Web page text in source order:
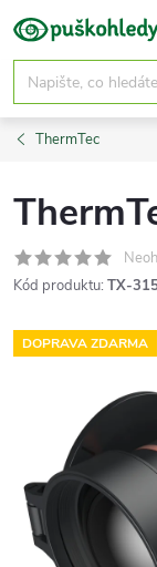
Přejít
na
obsah
ThermTec
Kód produktu: TX-
DOPRAVA ZDARMA